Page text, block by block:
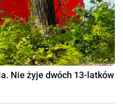
Nie żyje dwóch 13-latków